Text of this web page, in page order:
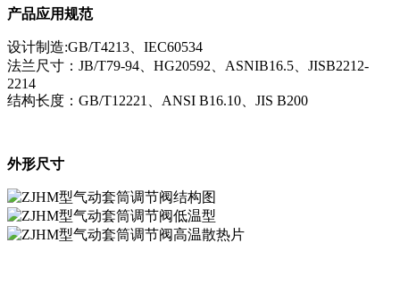
产品应用规范
设计制造:GB/T4213、IEC60534
法兰尺寸：JB/T79-94、HG20592、ASNIB16.5、JISB2212-
2214
结构长度：GB/T12221、ANSI B16.10、JIS B200
外形尺寸